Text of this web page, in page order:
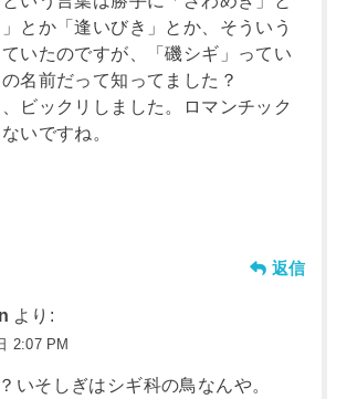
とか「逢いびき」とか、そういう
いたのですが、「磯シギ」ってい
名前だって知ってました？
ビックリしました。ロマンチック
いですね。
返信
より:
2:07 PM
いそしぎはシギ科の鳥なんや。